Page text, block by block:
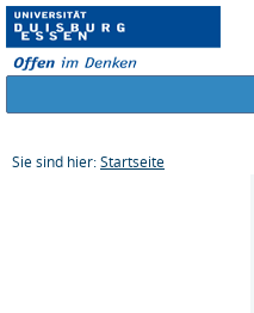
Sie sind hier: Startseite